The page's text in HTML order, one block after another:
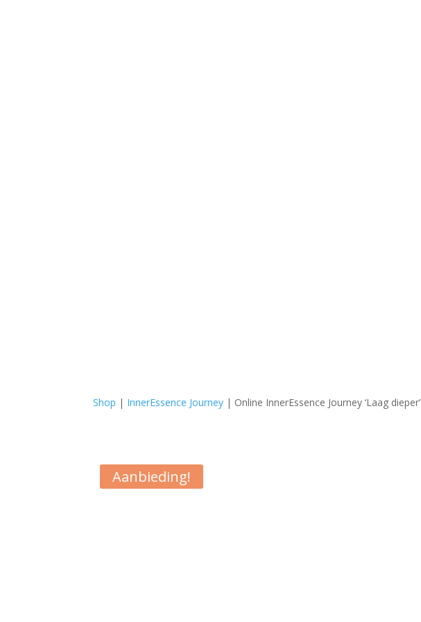
Shop | InnerEssence Journey | Online InnerEssence Journey ‘Laag dieper’
Aanbieding!